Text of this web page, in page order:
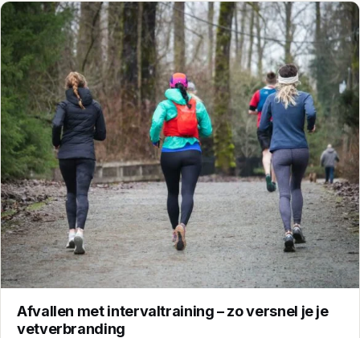
Afvallen met intervaltraining – zo versnel je je
vetverbranding